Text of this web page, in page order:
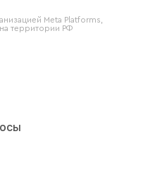
Meta Platforms,
территории РФ